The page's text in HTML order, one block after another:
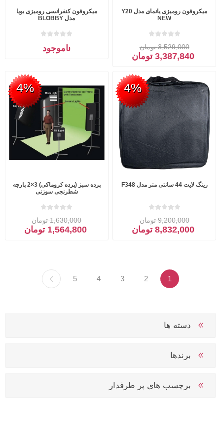
میکروفون رومیزی یانمای مدل Y20
NEW
3,529,000 تومان
3,387,840 تومان
میکروفون کنفرانسی رومیزی بویا
مدل BLOBBY
ناموجود
4%
رینگ لایت 44 سانتی متر مدل F348
9,200,000 تومان
8,832,000 تومان
4%
پرده سبز (پرده کروماکی) 3×2 پارچه
شطرنجی سوزنی
1,630,000 تومان
1,564,800 تومان
1
2
3
4
5
دسته ها
برندها
برچسب های پر طرفدار